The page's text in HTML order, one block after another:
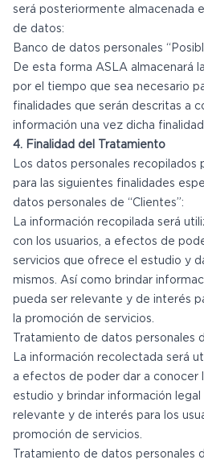
será posteriormente almacenada
de datos:
Banco de datos personales
De esta forma ASLA almacenará
por el tiempo que sea necesario
finalidades que serán descritas a
información una vez dicha
4. Finalidad del Tratamiento
Los datos personales recopilados
para las siguientes finalidades
datos personales de “Clientes”:
La información recopilada será
con los usuarios, a efectos de
servicios que ofrece el estudio y
mismos. Así como brindar
pueda ser relevante y de interés
la promoción de servicios.
Tratamiento de datos personales
La información recolectada será
a efectos de poder dar a conocer
estudio y brindar información
relevante y de interés para los
promoción de servicios.
Tratamiento de datos personales